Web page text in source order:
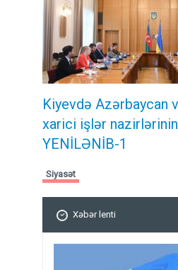
Kiyevdə Azərbaycan
xarici işlər
YENİLƏNİB-1
Siyasət
Xəbər lenti